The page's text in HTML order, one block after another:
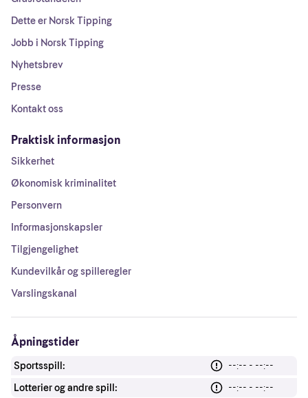
Dette er Norsk Tipping
Jobb i Norsk Tipping
Nyhetsbrev
Presse
Kontakt oss
Praktisk informasjon
Sikkerhet
Økonomisk kriminalitet
Personvern
Informasjonskapsler
Tilgjengelighet
Kundevilkår og spilleregler
Varslingskanal
Åpningstider
Sportsspill:
--:-- - --:--
Lotterier og andre spill:
--:-- - --:--